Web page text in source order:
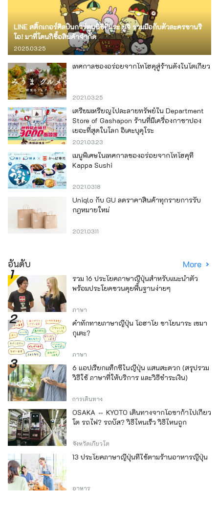
LINE สติ๊กเกอร์ศิลปินการ์ตูนนิชิทีมูระ ยูจิ ร่วมมือกับตัวละครซานริ
โอ! มาที่โดนกิซื้อสินค้าจำกัด
2025.03.25
เทศกาลของอร่อยจากโทโฮคุสู่ร้านดังในโตเกียว
2021.03.25
เตรียมเหรียญไปละลายทรัพย์ใน Department
Store of Gashapon ร้านที่มีเครื่องกาชาปอง
เยอะที่สุดในโลก อิเคะบุคุโระ
2021.03.23
เมนูพิเศษในเทศกาลของอร่อยจากโทโฮคุที่
Kappa Sushi
2021.03.18
Uniqlo กับ GU ลดราคาสินค้าทุกรายการรับ
กฎหมายใหม่
2021.03.11
อันดับ More
รวม 16 ประโยคภาษาญี่ปุ่นสำหรับแนะนำตัว
พร้อมประโยคชวนคุยพื้นฐานง่ายๆ
ภาษา
คำทักทายภาษาญี่ปุ่น โอฮาโย ซาโยนาระ เซมา
กุเตะ?
ภาษา
6 แอปเรียกแท็กซี่ในญี่ปุ่น แสนสะดวก (สรุปรวม
วิธีใช้ ภาษาที่ให้บริการ และวิธีชำระเงิน)
การเดินทาง
OSAKA ⇔ KYOTO เดินทางจากโอซาก้าไปเกียว
โต รถไฟ? รถบัส? วิธีไหนเร็ว วิธีไหนถูก
จังหวัดเกียวโต
13 ประโยคภาษาญี่ปุ่นที่ใช้ตามร้านอาหารญี่ปุ่น
อาหาร